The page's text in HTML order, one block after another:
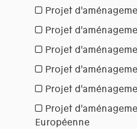
Projet
Projet
Projet
Projet
Projet
Projet
Européenne